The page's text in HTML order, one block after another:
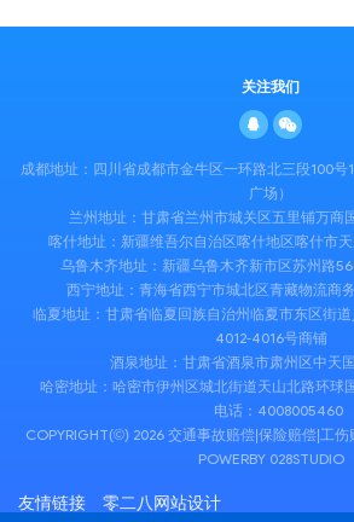
关注我们
成都地址：四川省成都市金牛区一环路北三段100号
广场）
兰州地址：甘肃省兰州市城关区五里铺万商
喀什地址：新疆维吾尔自治区喀什地区喀什市
乌鲁木齐地址：新疆乌鲁木齐新市区苏州路
西宁地址：青海省西宁市城北区青藏物流商务
临夏地址：甘肃省临夏回族自治州临夏市东区街
4012-4016号商铺
酒泉地址：甘肃省酒泉市肃州区中天
哈密地址：哈密市伊州区城北街道天山北路环球
电话： 4008005460
COPYRIGHT(©) 2026 交通事故赔偿|保险赔偿|工
POWERBY 028STUDIO
友情链接 零二八网站设计